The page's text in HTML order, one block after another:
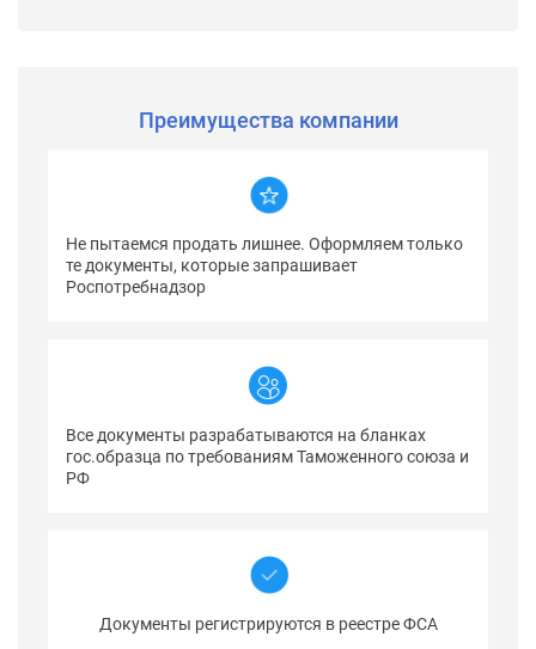
Преимущества компании
Не пытаемся продать лишнее. Оформляем только
те документы, которые запрашивает
Роспотребнадзор
Все документы разрабатываются на бланках
гос.образца по требованиям Таможенного союза и
РФ
Документы регистрируются в реестре ФСА